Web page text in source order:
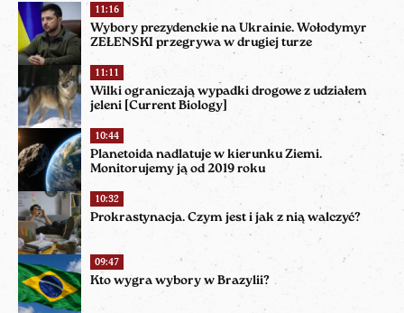
11:16
Wybory prezydenckie na Ukrainie. Wołodymyr
ZEŁENSKI przegrywa w drugiej turze
11:11
Wilki ograniczają wypadki drogowe z udziałem
jeleni [Current Biology]
10:44
Planetoida nadlatuje w kierunku Ziemi.
Monitorujemy ją od 2019 roku
10:32
Prokrastynacja. Czym jest i jak z nią walczyć?
09:47
Kto wygra wybory w Brazylii?